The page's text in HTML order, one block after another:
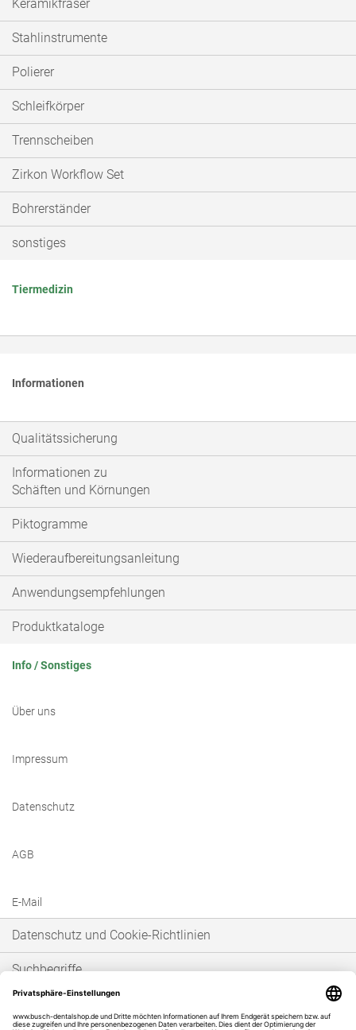
Keramikfräser
Stahlinstrumente
Polierer
Schleifkörper
Trennscheiben
Zirkon Workflow Set
Bohrerständer
sonstiges
Tiermedizin
Informationen
Qualitätssicherung
Informationen zu
Schäften und Körnungen
Piktogramme
Wiederaufbereitungsanleitung
Anwendungsempfehlungen
Produktkataloge
Info / Sonstiges
Über uns
Impressum
Datenschutz
AGB
E-Mail
Datenschutz und Cookie-Richtlinien
Suchbegriffe